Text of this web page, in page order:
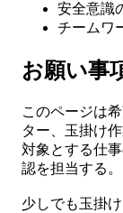
安全意識
チームワ
お願い事
このページは
ター、玉掛け
対象とする仕
認を担当する。
少しでも玉掛